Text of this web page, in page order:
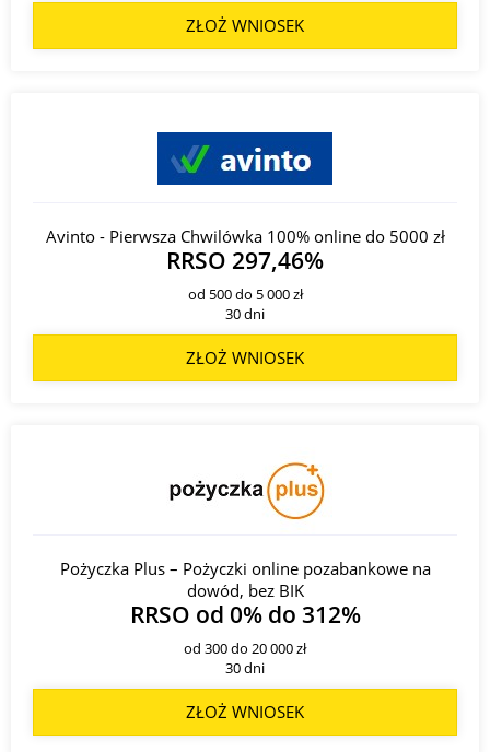
ZŁOŻ WNIOSEK
Avinto - Pierwsza Chwilówka 100% online do 5000 zł
RRSO 297,46%
od 500 do 5 000 zł
30 dni
ZŁOŻ WNIOSEK
Pożyczka Plus – Pożyczki online pozabankowe na
dowód, bez BIK
RRSO od 0% do 312%
od 300 do 20 000 zł
30 dni
ZŁOŻ WNIOSEK